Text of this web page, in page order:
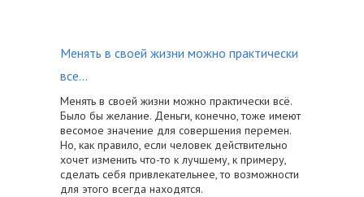
Менять в своей жизни можно практически
все…
Менять в своей жизни можно практически всё.
Было бы желание. Деньги, конечно, тоже имеют
весомое значение для совершения перемен.
Но, как правило, если человек действительно
хочет изменить что-то к лучшему, к примеру,
сделать себя привлекательнее, то возможности
для этого всегда находятся.